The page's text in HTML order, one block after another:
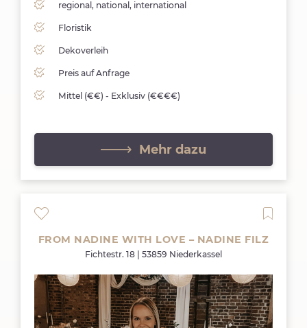
regional, national, international
Floristik
Dekoverleih
Preis auf Anfrage
Mittel (€€) - Exklusiv (€€€€)
Mehr dazu
FROM NADINE WITH LOVE – NADINE FILZ
Fichtestr. 18 | 53859 Niederkassel